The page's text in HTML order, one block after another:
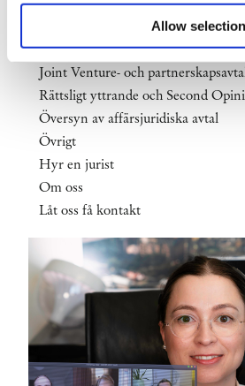
Allow selection
Sekretessavtal (Non Disclosure
Granskning och second opinion
Joint Venture- och
Rättsligt yttrande och Second
Översyn av affärsjuridiska avtal
Övrigt
Hyr en jurist
Om oss
Låt oss få kontakt